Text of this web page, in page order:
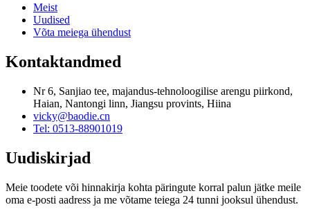
Meist
Uudised
Võta meiega ühendust
Kontaktandmed
Nr 6, Sanjiao tee, majandus-tehnoloogilise arengu piirkond,
Haian, Nantongi linn, Jiangsu provints, Hiina
vicky@baodie.cn
Tel: 0513-88901019
Uudiskirjad
Meie toodete või hinnakirja kohta päringute korral palun jätke meile
oma e-posti aadress ja me võtame teiega 24 tunni jooksul ühendust.